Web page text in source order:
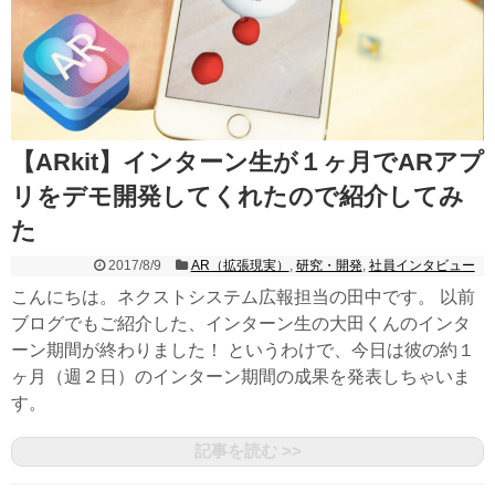
【ARkit】インターン生が１ヶ月でARアプ
リをデモ開発してくれたので紹介してみ
た
2017/8/9 AR（拡張現実） , 研究・開発, 社員インタビュー
こんにちは。ネクストシステム広報担当の田中です。 以前
ブログでもご紹介した、インターン生の大田くんのインタ
ーン期間が終わりました！ というわけで、今日は彼の約１
ヶ月（週２日）のインターン期間の成果を発表しちゃいま
す。
記事を読む >>